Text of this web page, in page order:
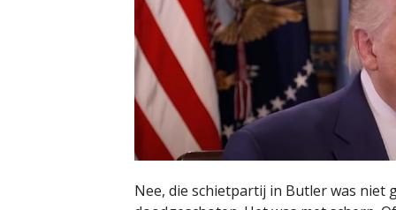
Nee, die schietpartij in Butler was niet